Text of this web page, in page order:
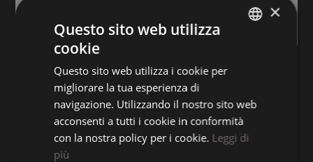
ENGLISH
×
Questo sito web utilizza
cookie
Questo sito web utilizza i cookie per
migliorare la tua esperienza di
navigazione. Utilizzando il nostro sito web
acconsenti a tutti i cookie in conformità
con la nostra policy per i cookie. Leggi di
più